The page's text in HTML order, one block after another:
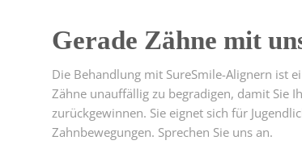
Gerade Zähne mit
Die Behandlung mit SureSmile-Alignern ist
Zähne unauffällig zu begradigen, damit Sie
zurückgewinnen. Sie eignet sich für
Zahnbewegungen. Sprechen Sie uns an.